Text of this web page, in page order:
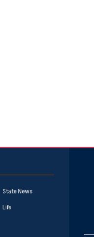
State News
Life